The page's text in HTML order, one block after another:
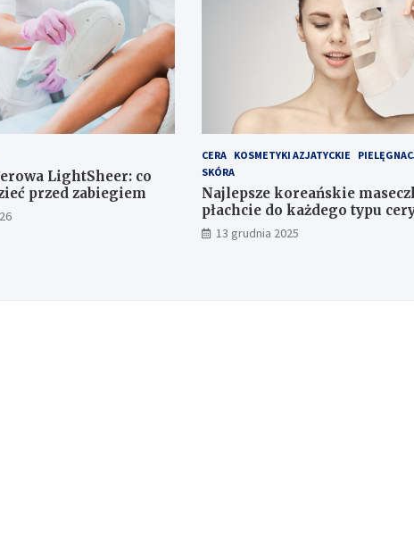
LightSheer: co
przed zabiegiem
CERA KOSMETYKI AZJATYCKIE
SKÓRA
Najlepsze koreańskie
płachcie do każdego typu
13 grudnia 2025